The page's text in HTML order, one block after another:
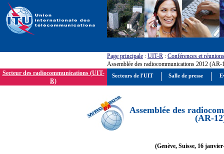
Page principale : UIT-R : Conférences et réunions
Assemblée des radiocommunications 2012 (AR-
Secteur des radiocommunications (UIT-
R)
Assemblée des
(AR-
(Genève, Suisse, 16
Secteurs de l'UIT Salle de presse